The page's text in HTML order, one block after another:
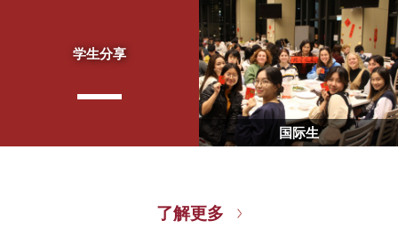
学生分享
国际生
了解更多